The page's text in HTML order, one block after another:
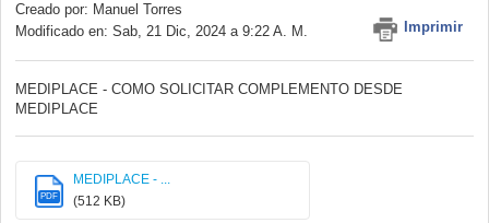
Imprimir
Creado por: Manuel Torres
Modificado en: Sab, 21 Dic, 2024 a 9:22 A. M.
MEDIPLACE - COMO SOLICITAR COMPLEMENTO DESDE
MEDIPLACE
PDF
MEDIPLACE - ...
(512 KB)